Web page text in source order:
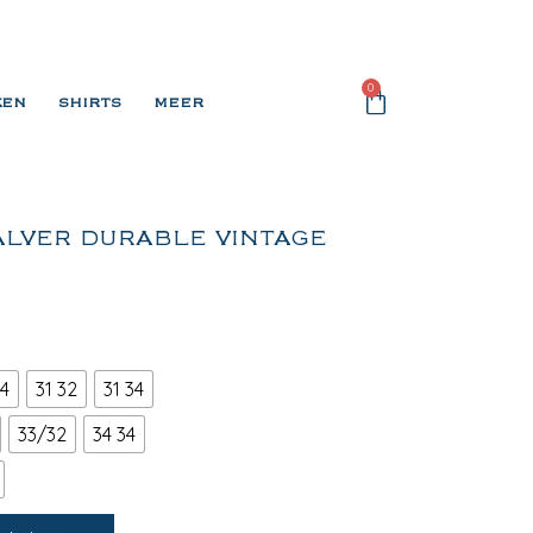
SHIRTS MEER
0
DURABLE VINTAGE
31 32
31 34
33/32
34 34